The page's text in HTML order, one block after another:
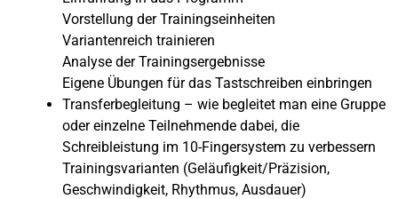
Vorstellung der Trainingseinheiten
Variantenreich trainieren
Analyse der Trainingsergebnisse
Eigene Übungen für das Tastschreiben einbringen
Transferbegleitung – wie begleitet man eine Gruppe
oder einzelne Teilnehmende dabei, die
Schreibleistung im 10-Fingersystem zu verbessern
Trainingsvarianten (Geläufigkeit/Präzision,
Geschwindigkeit, Rhythmus, Ausdauer)